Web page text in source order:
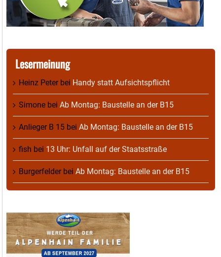
Lesermeinung
Heinz Peterbei Handy statt Aufsichtspflicht
Simone bei Ab Montag: Baustelle an der B15
Anlieger B 15 bei Ab Montag: Baustelle an der B15
fish bei 13 Uhr: Unfall auf der Staatsstraße
Burgerfelderbei Ab Montag: Baustelle an der B15